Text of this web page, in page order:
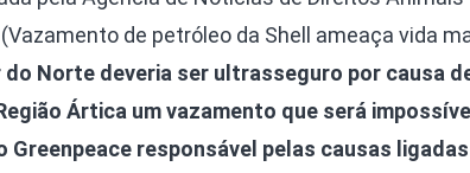
de petróleo da Shell ameaça vida
do Norte deveria ser ultrasseguro por causa
Ártica um vazamento que será
Greenpeace responsável pelas causas